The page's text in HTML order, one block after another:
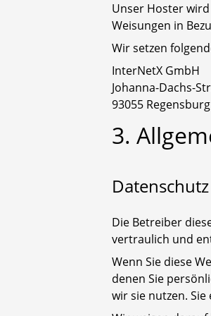
Unser Hoster
Weisungen in
Wir setzen
InterNetX GmbH
Johanna-Dachs-
93055 Regensburg
3.
Datenschutz
Die Betreiber
vertraulich und
Wenn Sie diese
denen Sie
wir sie nutzen.